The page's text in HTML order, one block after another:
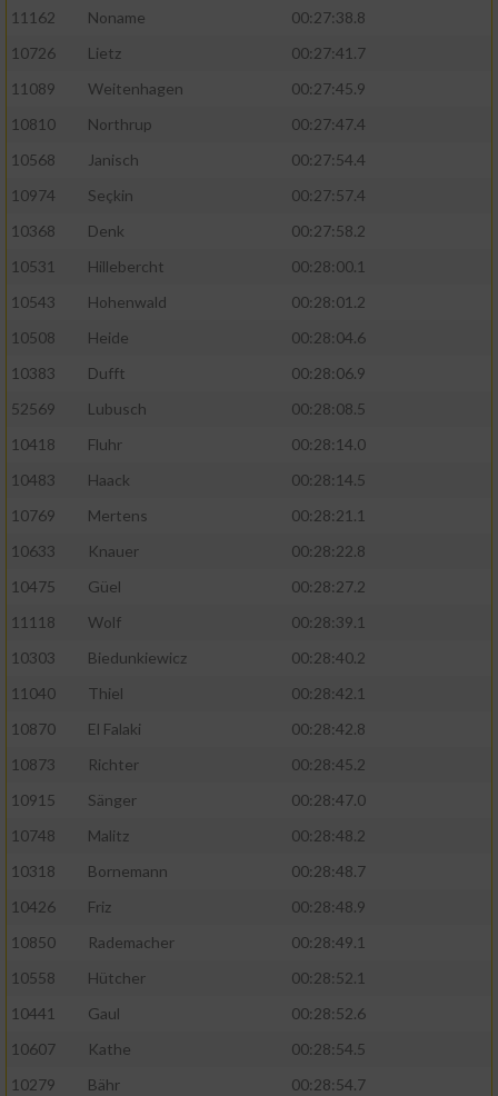
11162
Noname
00:27:38.8
10726
Lietz
00:27:41.7
11089
Weitenhagen
00:27:45.9
10810
Northrup
00:27:47.4
10568
Janisch
00:27:54.4
10974
Seçkin
00:27:57.4
10368
Denk
00:27:58.2
10531
Hillebercht
00:28:00.1
10543
Hohenwald
00:28:01.2
10508
Heide
00:28:04.6
10383
Dufft
00:28:06.9
52569
Lubusch
00:28:08.5
10418
Fluhr
00:28:14.0
10483
Haack
00:28:14.5
10769
Mertens
00:28:21.1
10633
Knauer
00:28:22.8
10475
Güel
00:28:27.2
11118
Wolf
00:28:39.1
10303
Biedunkiewicz
00:28:40.2
11040
Thiel
00:28:42.1
10870
El Falaki
00:28:42.8
10873
Richter
00:28:45.2
10915
Sänger
00:28:47.0
10748
Malitz
00:28:48.2
10318
Bornemann
00:28:48.7
10426
Friz
00:28:48.9
10850
Rademacher
00:28:49.1
10558
Hütcher
00:28:52.1
10441
Gaul
00:28:52.6
10607
Kathe
00:28:54.5
10279
Bähr 00:28:54.7